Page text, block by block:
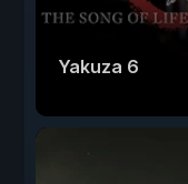
Yakuza 6